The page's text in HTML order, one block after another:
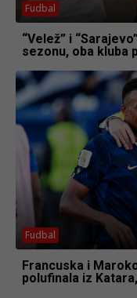
Fudbal
“Velež” i
sezonu, oba kluba
Fudbal
Francuska i
polufinala iz